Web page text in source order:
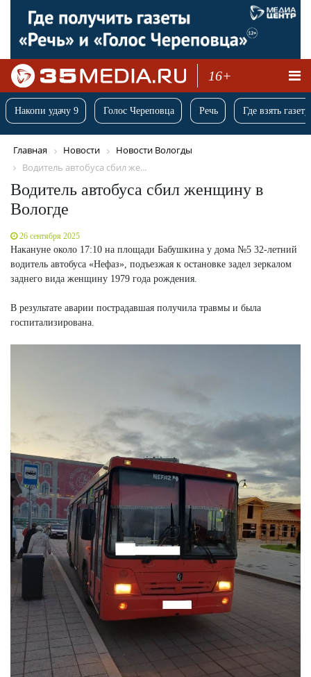
16+
Накопи удачу 9 Голос Череповца Речь Где взять
Главная Новости
Новости Вологды
Водитель автобуса сбил же...
Водитель автобуса сбил женщину в
Вологде
26 сентября 2025
Накануне около 17:10 на площади Бабушкина у дома №5 32-летний
водитель автобуса «Нефаз», подъезжая к остановке задел зеркалом
заднего вида женщину 1979 года рождения.
В результате аварии пострадавшая получила травмы и была
госпитализирована.